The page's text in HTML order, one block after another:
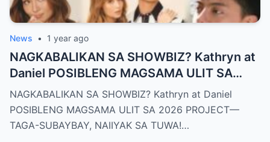
News • 1 year ago
NAGKABALIKAN SA SHOWBIZ? Kathryn at
Daniel POSIBLENG MAGSAMA ULIT SA
2026 PROJECT—TAGA-SUBAYBAY,
NAIIYAK SA TUWA!
NAGKABALIKAN SA SHOWBIZ? Kathryn at Daniel
POSIBLENG MAGSAMA ULIT SA 2026 PROJECT—
TAGA-SUBAYBAY, NAIIYAK SA TUWA!…